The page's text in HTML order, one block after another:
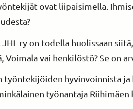
ovat liipaisimella.
ry on todella huolissaan
Voimala vai henkilöstö? Se on
työntekijöiden hyvinvoinnista
työnantaja